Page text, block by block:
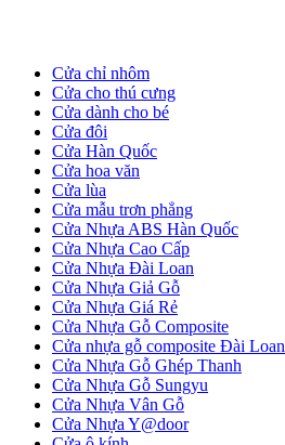
Cửa Nhựa Đài Loan
Cửa chỉ nhôm
Cửa cho thú cưng
Cửa dành cho bé
Cửa đôi
Cửa Hàn Quốc
Cửa hoa văn
Cửa lùa
Cửa mẫu trơn phẳng
Cửa Nhựa ABS Hàn Quốc
Cửa Nhựa Cao Cấp
Cửa Nhựa Đài Loan
Cửa Nhựa Giả Gỗ
Cửa Nhựa Giá Rẻ
Cửa Nhựa Gỗ Composite
Cửa nhựa gỗ composite Đài Loan
Cửa Nhựa Gỗ Ghép Thanh
Cửa Nhựa Gỗ Sungyu
Cửa Nhựa Vân Gỗ
Cửa Nhựa Y@door